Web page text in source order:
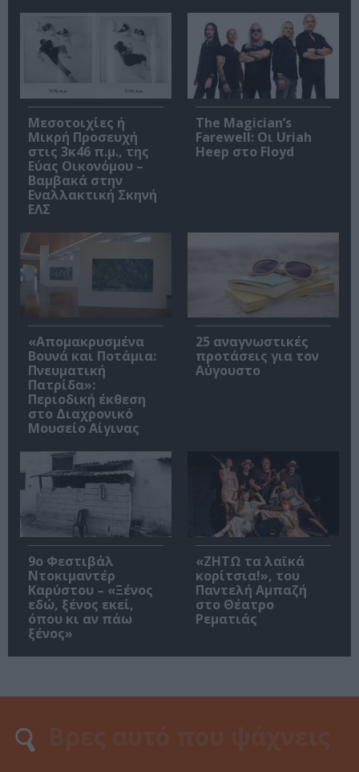
Μεσοτοιχίες ή
Μικρή Προσευχή
στις 3κ46 π.μ., της
Εύας Οικονόμου –
Βαμβακά στην
Εναλλακτική Σκηνή
ΕΛΣ
The Magician’s
Farewell: Οι Uriah
Heep στο Floyd
«Απομακρυσμένα
Βουνά και Ποτάμια:
Πνευματική
Πατρίδα»:
Περιοδική έκθεση
στο Διαχρονικό
Μουσείο Αίγινας
25 αναγνωστικές
προτάσεις για τον
Αύγουστο
9ο Φεστιβάλ
Ντοκιμαντέρ
Καρύστου – «Ξένος
εδώ, ξένος εκεί,
όπου κι αν πάω
ξένος»
«ΖΗΤΩ τα λαϊκά
κορίτσια!», του
Παντελή Αμπαζή
στο Θέατρο
Ρεματιάς